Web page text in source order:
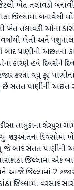
ખેત તલાવડી
જિલ્લામાં
ખેત તલાવડી ઓના
ખેતી અને
પાણીની અછતના
કારણે હવે દિવસેને
કરતાં વધુ ફૂટ
સતત પાણીની અછત
તાલુકાના શેરપુરા
શરૂઆતના દિવસોમાં
બાદ સતત પાણીની
જિલ્લામાં એક
જિલ્લામાં 2
જિલ્લામાં વરસાદ